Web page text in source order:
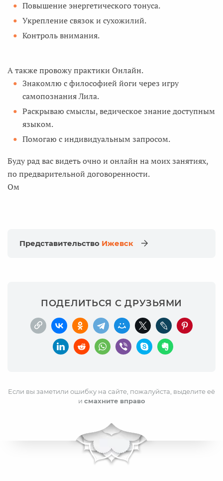
Повышение энергетического тонуса.
Укрепление связок и сухожилий.
Контроль внимания.
А также провожу практики Онлайн.
Знакомлю с философией йоги через игру
самопознания Лила.
Раскрываю смыслы, ведическое знание доступным
языком.
Помогаю с индивидуальным запросом.
Буду рад вас видеть очно и онлайн на моих занятиях,
по предварительной договоренности.
Ом
Представительство Ижевск
ПОДЕЛИТЬСЯ С ДРУЗЬЯМИ
Если вы заметили ошибку на сайте, пожалуйста, выделите её
и смахните вправо